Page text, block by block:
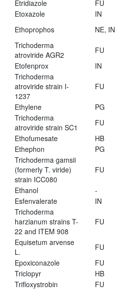
Etridiazole FU
Etoxazole
IN
Ethoprophos
NE, IN
Trichoderma
atroviride AGR2
FU
Etofenprox
IN
Trichoderma
atroviride strain I-
1237
FU
Ethylene PG
Trichoderma
atroviride strain SC1
FU
Ethofumesate
HB
Ethephon
PG
Trichoderma gamsii
(formerly T. viride)
strain ICC080
FU
Ethanol -
Esfenvalerate
IN
Trichoderma
harzianum strains T-
22 and ITEM 908
FU
Equisetum arvense
L.
FU
Epoxiconazole
FU
Triclopyr
HB
Trifloxystrobin
FU